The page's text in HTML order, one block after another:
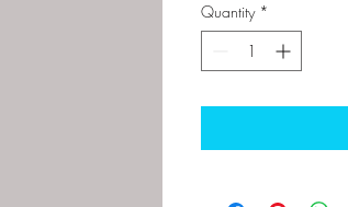
Quantity *